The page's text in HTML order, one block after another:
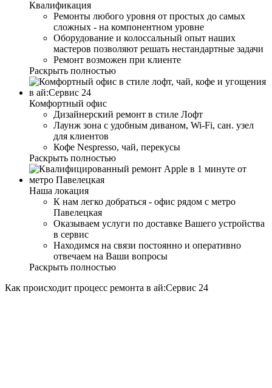
Квалификация
Ремонты любого уровня от простых до самых
сложных - на компонентном уровне
Оборудование и колоссальный опыт наших
мастеров позволяют решать нестандартные задачи
Ремонт возможен при клиенте
Раскрыть полностью
Комфортный офис
Дизайнерский ремонт в стиле Лофт
Лаунж зона с удобным диваном, Wi-Fi, сан. узел
для клиентов
Кофе Nespresso, чай, перекусы
Раскрыть полностью
Наша локация
К нам легко добраться - офис рядом с метро
Павелецкая
Оказываем услуги по доставке Вашего устройства
в сервис
Находимся на связи постоянно и оперативно
отвечаем на Ваши вопросы
Раскрыть полностью
Как происходит процесс ремонта в ай:Сервис 24